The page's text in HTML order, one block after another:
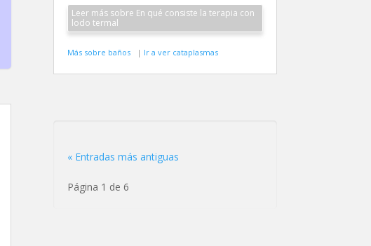
Leer más sobre En qué consiste la terapia con
lodo termal
Más sobre baños | Ir a ver cataplasmas
« Entradas más antiguas
Página 1 de 6